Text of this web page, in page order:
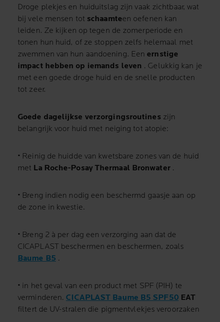
Droge plekjes en huiduitslag zijn vaak zichtbaar, wat
bij vele mensen tot schaamteen oefenen kan
leiden. Ze kijken op tegen de zomerperiode en
tonen hun huid, of ze stoppen zelfs helemaal met
zwemmen van hun aandoening. Eenernstige
impact hebben op iemands leven . Gelukkig kan je
met een goede droge huid en de snelle producten
tot zeer.
Goede dagelijkse verzorgingsroutines zijn
belangrijk voor huid met neiging tot atopie:
• Reinig de huidde van kwetsbare zones van de huid
met La Roche-Posay Thermaal Bronwater.
• Breng indien nodig een beschermd gaasje aan op
de zone in kwestie.
• Breng 2 à per dag een verzorging aan dat de
CICAPLAST beschermen en beschermen, zoals
Baume B5 .
• in het geval van een product met SPF (PIH) te
verminderen. CICAPLAST Baume B5 SPF50EAT
filtert de UV-stralen die pigmentvlekjes veroorzaken